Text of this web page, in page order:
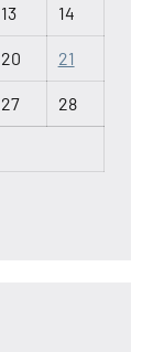
13 14
20 21
27 28